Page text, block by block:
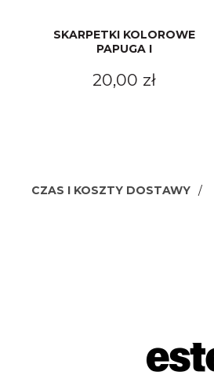
SKARPETKI KOLOROWE
PAPUGA I
20,00 zł
CZAS I KOSZTY DOSTAWY